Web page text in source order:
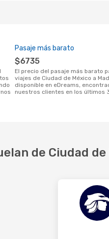
Pasaje más barato
$6735
El precio del pasaje más barato para
viajes de Ciudad de México a
disponible en eDreams,
nuestros clientes en los últimos
de Ciudad